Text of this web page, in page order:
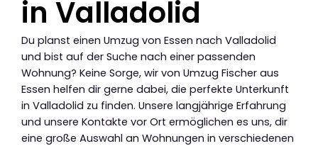
in Valladolid
Du planst einen Umzug von Essen nach Valladolid
und bist auf der Suche nach einer passenden
Wohnung? Keine Sorge, wir von Umzug Fischer aus
Essen helfen dir gerne dabei, die perfekte Unterkunft
in Valladolid zu finden. Unsere langjährige Erfahrung
und unsere Kontakte vor Ort ermöglichen es uns, dir
eine große Auswahl an Wohnungen in verschiedenen